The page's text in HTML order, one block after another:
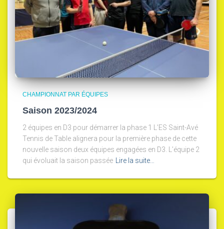
CHAMPIONNAT PAR ÉQUIPES
Saison 2023/2024
2 équipes en D3 pour démarrer la phase 1 L’ES Saint-Avé
Tennis de Table alignera pour la première phase de cette
nouvelle saison deux équipes engagées en D3. L’équipe 2
qui évoluait la saison passée
Lire la suite…